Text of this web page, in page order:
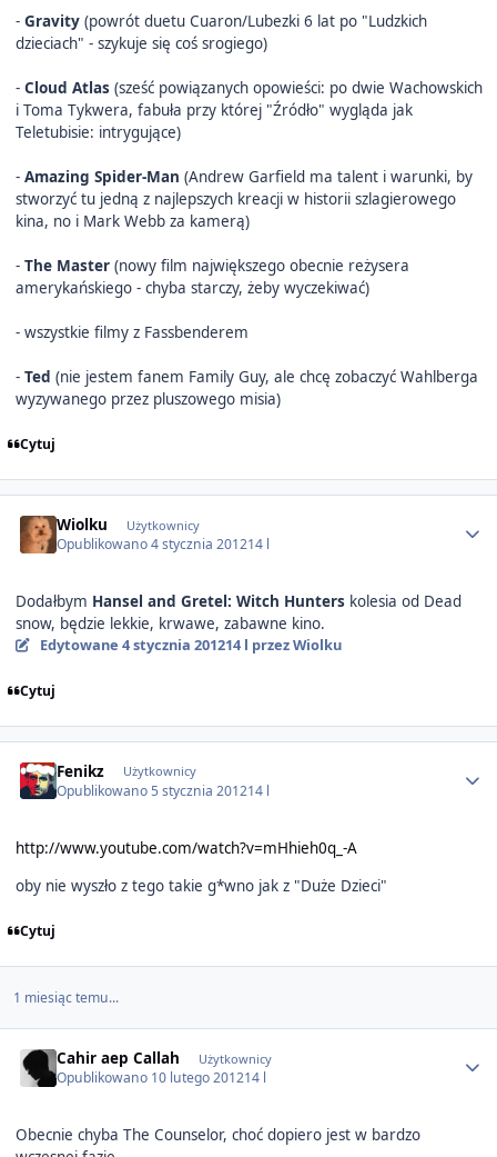
- Gravity (powrót duetu Cuaron/Lubezki 6 lat po "Ludzkich
dzieciach" - szykuje się coś srogiego)
- Cloud Atlas(sześć powiązanych opowieści: po dwie Wachowskich
i Toma Tykwera, fabuła przy której "Źródło" wygląda jak
Teletubisie: intrygujące)
- Amazing Spider-Man (Andrew Garfield ma talent i warunki, by
stworzyć tu jedną z najlepszych kreacji w historii szlagierowego
kina, no i Mark Webb za kamerą)
- The Master(nowy film największego obecnie reżysera
amerykańskiego - chyba starczy, żeby wyczekiwać)
- wszystkie filmy z Fassbenderem
- Ted (nie jestem fanem Family Guy, ale chcę zobaczyć Wahlberga
wyzywanego przez pluszowego misia)
Cytuj
Wiolku Użytkownicy
Opublikowano4 stycznia 201214 l
Dodałbym Hansel and Gretel: Witch Hunterskolesia od Dead
snow, będzie lekkie, krwawe, zabawne kino.
Edytowane 4 stycznia 201214 l przez Wiolku
Cytuj
Fenikz Użytkownicy
Opublikowano 5 stycznia 201214 l
http://www.youtube.com/watch?v=mHhieh0q_-A
oby nie wyszło z tego takie g*wno jak z "Duże Dzieci"
Cytuj
1 miesiąc temu...
Cahir aep Callah Użytkownicy
Opublikowano 10 lutego 201214 l
Obecnie chyba The Counselor, choć dopiero jest w bardzo